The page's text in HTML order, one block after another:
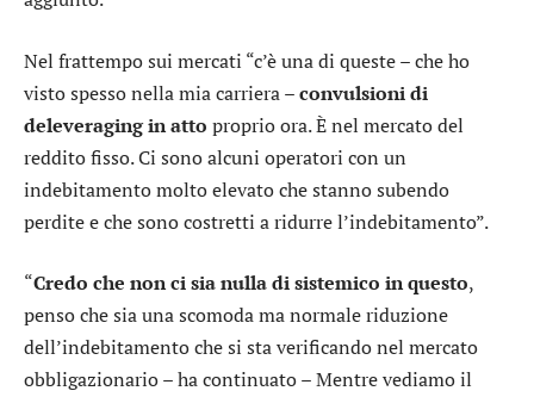
Nel frattempo sui mercati “c’è una di queste – che ho
visto spesso nella mia carriera –convulsioni di
deleveraging in atto proprio ora. È nel mercato del
reddito fisso. Ci sono alcuni operatori con un
indebitamento molto elevato che stanno subendo
perdite e che sono costretti a ridurre l’indebitamento”.
“Credo che non ci sia nulla di sistemico in questo,
penso che sia una scomoda ma normale riduzione
dell’indebitamento che si sta verificando nel mercato
obbligazionario – ha continuato – Mentre vediamo il